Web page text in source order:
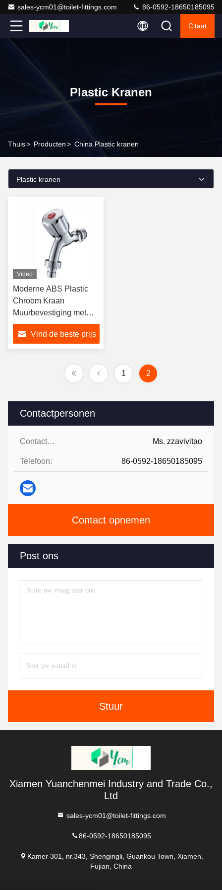
sales-ycm01@toilet-fittings.com 86-0592-18650185095
Citaat
Plastic Kranen
Thuis> Producten> China Plastic kranen
Contactpersonen
Contactpersonen: Ms. zzavivitao
Telefoon: 86-0592-18650185095
Contact opnemen
Post ons
Stuur
Plastic kranen
Video
Moderne ABS Plastic
Chroom Kraan
Muurbevestiging met
Enkele Hendel voor
Wasmachine
Vind de beste prijs
1 2
Xiamen Yuanchenmei Industry and Trade Co.,
Ltd
sales-ycm01@toilet-fittings.com
86-0592-18650185095
Kamer 301, nr.343, Shengingli, Guankou Town, Xiamen,
Fujian, China